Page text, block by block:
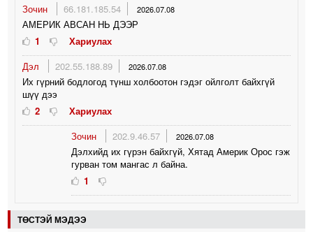
Зочин
66.181.185.54 2026.07.08
АМЕРИК АВСАН НЬ ДЭЭР
1
Хариулах
Дэл
202.55.188.89 2026.07.08
Их гүрний бодлогод түнш холбоотон гэдэг ойлголт байхгүй
шүү дээ
2
Хариулах
Зочин
202.9.46.57 2026.07.08
Дэлхийд их гүрэн байхгүй, Хятад Америк Орос гэж
гурван том мангас л байна.
1
ТӨСТЭЙ МЭДЭЭ